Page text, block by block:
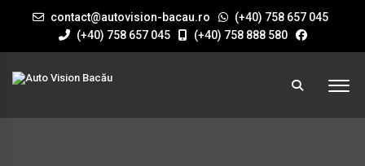
contact@autovision-bacau.ro
(+40) 758 657 045
(+40) 758 657 045
(+40) 758 888 580